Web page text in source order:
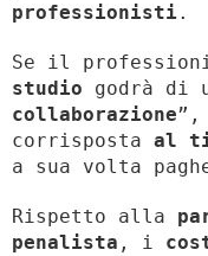
professionisti .
Se il
studio godrà di
collaborazione”,
corrisposta al
a sua volta
Rispetto alla
penalista , i